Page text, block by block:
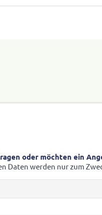
oder möchten ein
Daten werden nur zum